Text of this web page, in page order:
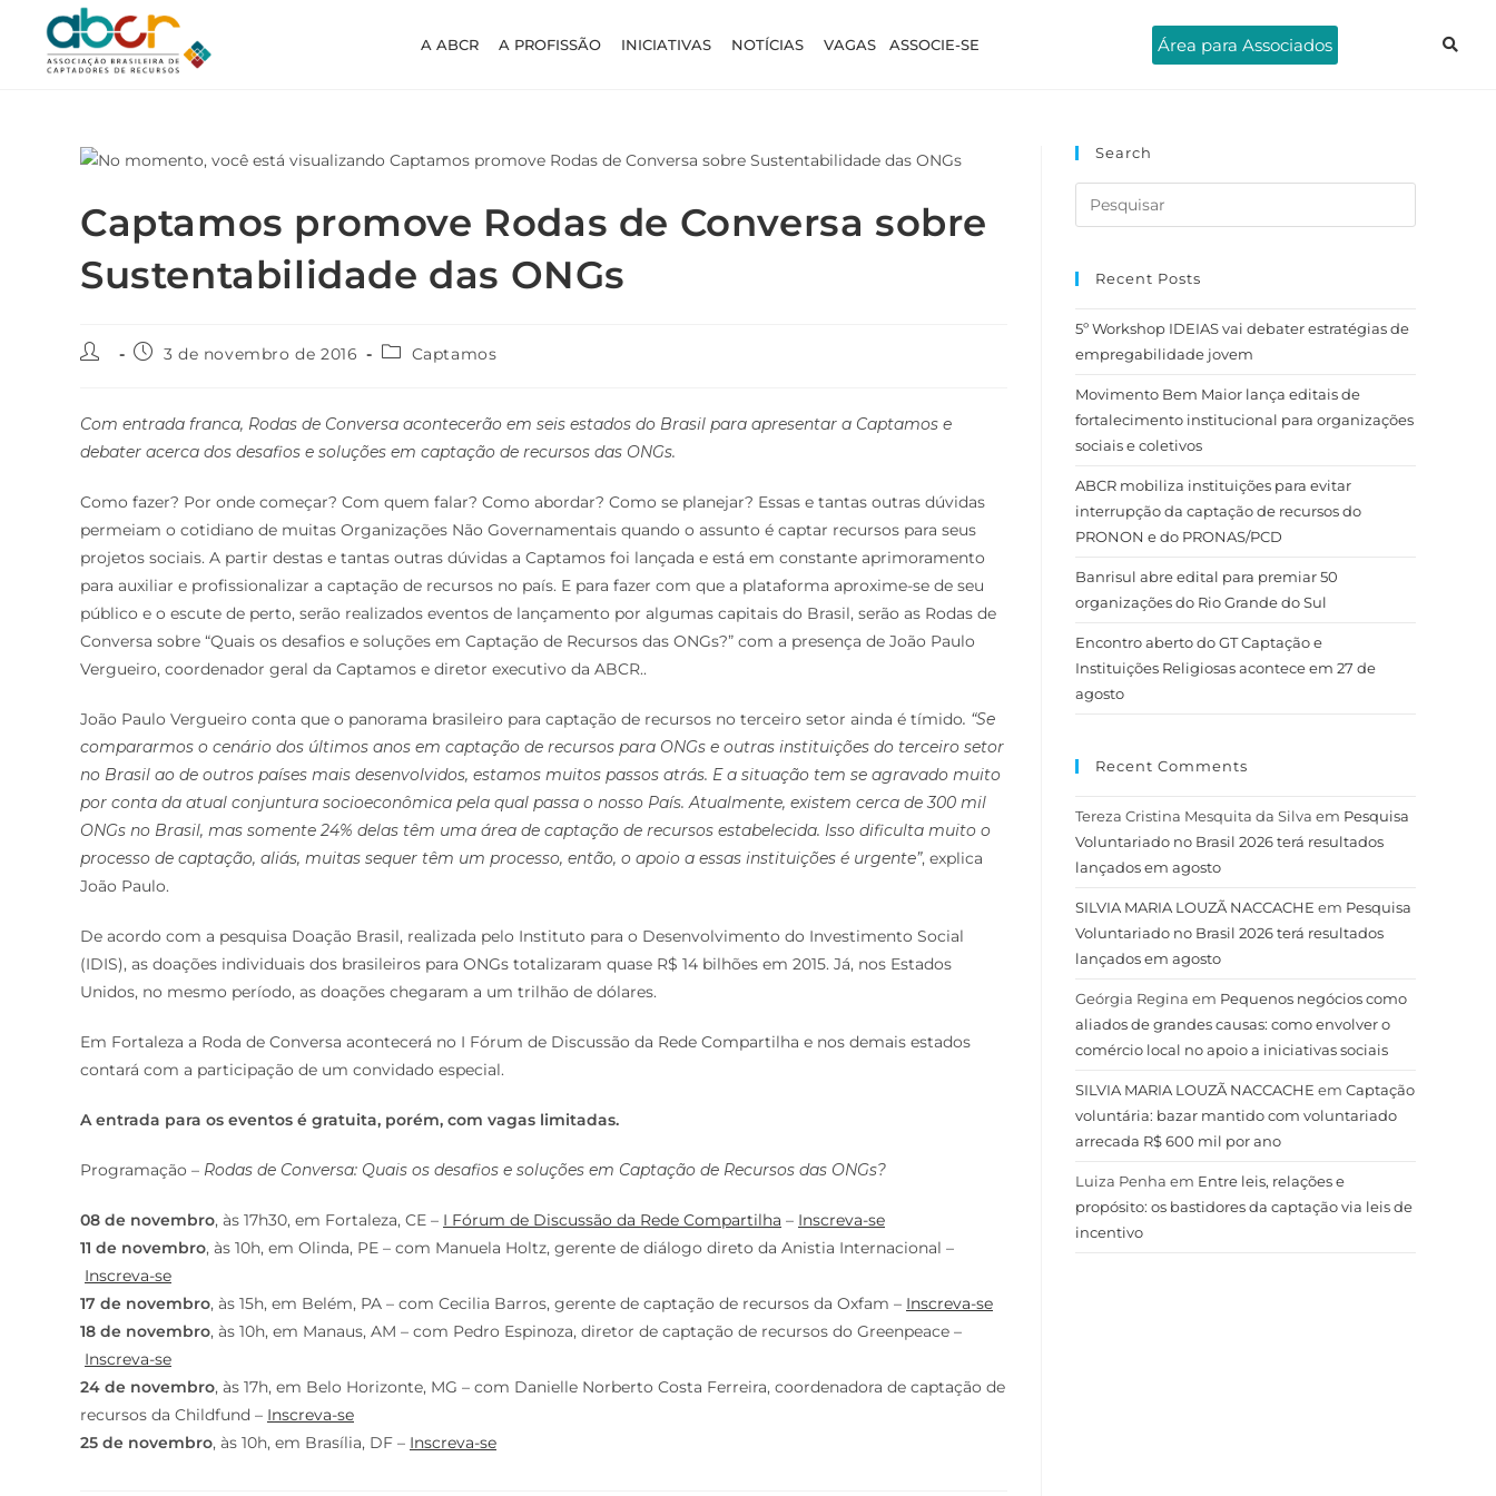
A ABCR A PROFISSÃO INICIATIVAS NOTÍCIAS VAGAS ASSOCIE-SE Área para Associados
Captamos promove Rodas de Conversa sobre
Sustentabilidade das ONGs
3 de novembro de 2016 Captamos
Com entrada franca, Rodas de Conversa acontecerão em seis estados do Brasil para apresentar a Captamos e
debater acerca dos desafios e soluções em captação de recursos das ONGs.
Como fazer? Por onde começar? Com quem falar? Como abordar? Como se planejar? Essas e tantas outras dúvidas
permeiam o cotidiano de muitas Organizações Não Governamentais quando o assunto é captar recursos para seus
projetos sociais. A partir destas e tantas outras dúvidas a Captamos foi lançada e está em constante aprimoramento
para auxiliar e profissionalizar a captação de recursos no país. E para fazer com que a plataforma aproxime-se de seu
público e o escute de perto, serão realizados eventos de lançamento por algumas capitais do Brasil, serão as Rodas de
Conversa sobre “Quais os desafios e soluções em Captação de Recursos das ONGs?” com a presença de João Paulo
Vergueiro, coordenador geral da Captamos e diretor executivo da ABCR..
João Paulo Vergueiro conta que o panorama brasileiro para captação de recursos no terceiro setor ainda é tímido. “Se
compararmos o cenário dos últimos anos em captação de recursos para ONGs e outras instituições do terceiro setor
no Brasil ao de outros países mais desenvolvidos, estamos muitos passos atrás. E a situação tem se agravado muito
por conta da atual conjuntura socioeconômica pela qual passa o nosso País. Atualmente, existem cerca de 300 mil
ONGs no Brasil, mas somente 24% delas têm uma área de captação de recursos estabelecida. Isso dificulta muito o
processo de captação, aliás, muitas sequer têm um processo, então, o apoio a essas instituições é urgente”, explica
João Paulo.
De acordo com a pesquisa Doação Brasil, realizada pelo Instituto para o Desenvolvimento do Investimento Social
(IDIS), as doações individuais dos brasileiros para ONGs totalizaram quase R$ 14 bilhões em 2015. Já, nos Estados
Unidos, no mesmo período, as doações chegaram a um trilhão de dólares.
Em Fortaleza a Roda de Conversa acontecerá no I Fórum de Discussão da Rede Compartilha e nos demais estados
contará com a participação de um convidado especial.
A entrada para os eventos é gratuita, porém, com vagas limitadas.
Programação – Rodas de Conversa: Quais os desafios e soluções em Captação de Recursos das ONGs?
08 de novembro, às 17h30, em Fortaleza, CE – I Fórum de Discussão da Rede Compartilha – Inscreva-se
11 de novembro, às 10h, em Olinda, PE – com Manuela Holtz, gerente de diálogo direto da Anistia Internacional –
Inscreva-se
17 de novembro, às 15h, em Belém, PA – com Cecilia Barros, gerente de captação de recursos da Oxfam – Inscreva-se
18 de novembro, às 10h, em Manaus, AM – com Pedro Espinoza, diretor de captação de recursos do Greenpeace –
Inscreva-se
24 de novembro, às 17h, em Belo Horizonte, MG – com Danielle Norberto Costa Ferreira, coordenadora de captação de
recursos da Childfund – Inscreva-se
25 de novembro, às 10h, em Brasília, DF – Inscreva-se
Search
Recent Posts
5º Workshop IDEIAS vai debater estratégias de
empregabilidade jovem
Movimento Bem Maior lança editais de
fortalecimento institucional para organizações
sociais e coletivos
ABCR mobiliza instituições para evitar
interrupção da captação de recursos do
PRONON e do PRONAS/PCD
Banrisul abre edital para premiar 50
organizações do Rio Grande do Sul
Encontro aberto do GT Captação e
Instituições Religiosas acontece em 27 de
agosto
Recent Comments
Tereza Cristina Mesquita da Silva em Pesquisa
Voluntariado no Brasil 2026 terá resultados
lançados em agosto
SILVIA MARIA LOUZÃ NACCACHE em Pesquisa
Voluntariado no Brasil 2026 terá resultados
lançados em agosto
Geórgia Regina em Pequenos negócios como
aliados de grandes causas: como envolver o
comércio local no apoio a iniciativas sociais
SILVIA MARIA LOUZÃ NACCACHE em Captação
voluntária: bazar mantido com voluntariado
arrecada R$ 600 mil por ano
Luiza Penha em Entre leis, relações e
propósito: os bastidores da captação via leis de
incentivo